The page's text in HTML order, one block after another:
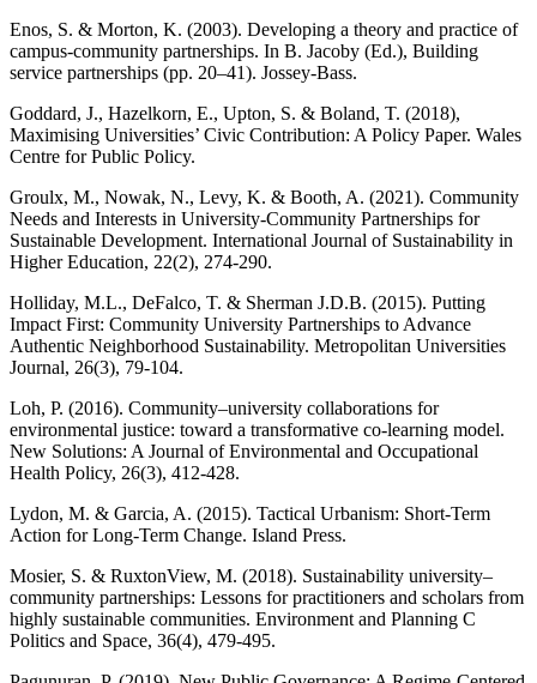
Enos, S. & Morton, K. (2003). Developing a theory and practice of
campus-community partnerships. In B. Jacoby (Ed.), Building
service partnerships (pp. 20–41). Jossey-Bass.
Goddard, J., Hazelkorn, E., Upton, S. & Boland, T. (2018),
Maximising Universities’ Civic Contribution: A Policy Paper. Wales
Centre for Public Policy.
Groulx, M., Nowak, N., Levy, K. & Booth, A. (2021). Community
Needs and Interests in University-Community Partnerships for
Sustainable Development. International Journal of Sustainability in
Higher Education, 22(2), 274-290.
Holliday, M.L., DeFalco, T. & Sherman J.D.B. (2015). Putting
Impact First: Community University Partnerships to Advance
Authentic Neighborhood Sustainability. Metropolitan Universities
Journal, 26(3), 79-104.
Loh, P. (2016). Community–university collaborations for
environmental justice: toward a transformative co-learning model.
New Solutions: A Journal of Environmental and Occupational
Health Policy, 26(3), 412-428.
Lydon, M. & Garcia, A. (2015). Tactical Urbanism: Short-Term
Action for Long-Term Change. Island Press.
Mosier, S. & RuxtonView, M. (2018). Sustainability university–
community partnerships: Lessons for practitioners and scholars from
highly sustainable communities. Environment and Planning C
Politics and Space, 36(4), 479-495.